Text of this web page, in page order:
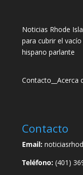
Noticias Rhode
para cubrir el
hispano parlante
Contacto Acerca
Contacto
Email:
Teléfono:(401)